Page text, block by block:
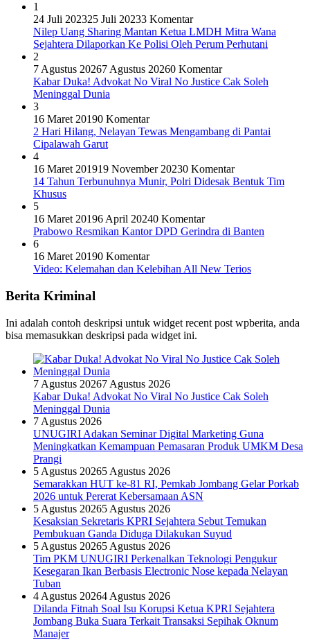
1
24 Juli 202325 Juli 20233 Komentar
Nilep Uang Sharing Mantan Ketua LMDH Mitra Wana
Sejahtera Dilaporkan Ke Polisi Oleh Perum Perhutani
2
7 Agustus 20267 Agustus 20260 Komentar
Kabar Duka! Advokat No Viral No Justice Cak Soleh
Meninggal Dunia
3
16 Maret 20190 Komentar
2 Hari Hilang, Nelayan Tewas Mengambang di Pantai
Cipalawah Garut
4
16 Maret 201919 November 20230 Komentar
14 Tahun Terbunuhnya Munir, Polri Didesak Bentuk Tim
Khusus
5
16 Maret 20196 April 20240 Komentar
Prabowo Resmikan Kantor DPD Gerindra di Banten
6
16 Maret 20190 Komentar
Video: Kelemahan dan Kelebihan All New Terios
Berita Kriminal
Ini adalah contoh deskripsi untuk widget recent post wpberita, anda
bisa memasukkan deskripsi pada widget ini.
7 Agustus 20267 Agustus 2026
Kabar Duka! Advokat No Viral No Justice Cak Soleh
Meninggal Dunia
7 Agustus 2026
UNUGIRI Adakan Seminar Digital Marketing Guna
Meningkatkan Kemampuan Pemasaran Produk UMKM Desa
Prangi
5 Agustus 20265 Agustus 2026
Semarakkan HUT ke-81 RI, Pemkab Jombang Gelar Porkab
2026 untuk Pererat Kebersamaan ASN
5 Agustus 20265 Agustus 2026
Kesaksian Sekretaris KPRI Sejahtera Sebut Temukan
Pembukuan Ganda Diduga Dilakukan Suyud
5 Agustus 20265 Agustus 2026
Tim PKM UNUGIRI Perkenalkan Teknologi Pengukur
Kesegaran Ikan Berbasis Electronic Nose kepada Nelayan
Tuban
4 Agustus 20264 Agustus 2026
Dilanda Fitnah Soal Isu Korupsi Ketua KPRI Sejahtera
Jombang Buka Suara Terkait Transaksi Sepihak Oknum
Manajer